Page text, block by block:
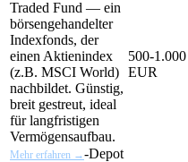
Traded Fund — ein
börsengehandelter
Indexfonds, der
einen Aktienindex
(z.B. MSCI World)
nachbildet. Günstig,
breit gestreut, ideal
für langfristigen
Vermögensaufbau.
Mehr erfahren →-Depot
500-1.000
EUR